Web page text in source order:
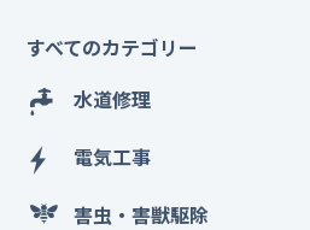
すべてのカテゴリー
水道修理
電気工事
害虫・害獣駆除